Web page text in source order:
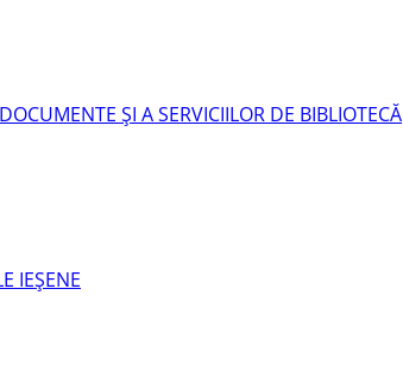
ŞI A SERVICIILOR DE BIBLIOTECĂ
IEŞENE